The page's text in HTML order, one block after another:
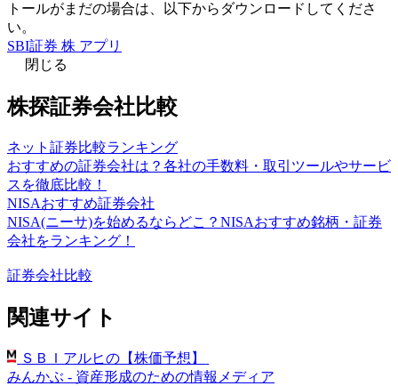
トールがまだの場合は、以下からダウンロードしてくださ
い。
SBI証券 株 アプリ
閉じる
株探証券会社比較
ネット証券比較ランキング
おすすめの証券会社は？各社の手数料・取引ツールやサービ
スを徹底比較！
NISAおすすめ証券会社
NISA(ニーサ)を始めるならどこ？NISAおすすめ銘柄・証券
会社をランキング！
証券会社比較
関連サイト
ＳＢＩアルヒの【株価予想】
みんかぶ - 資産形成のための情報メディア